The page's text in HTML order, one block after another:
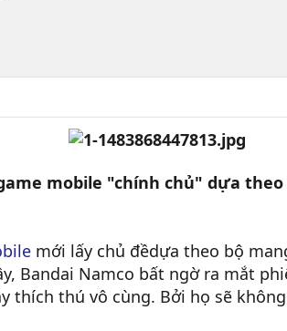
mobile "chính chủ" dựa
mới lấy chủ đềdựa theo bộ
Bandai Namco bất ngờ ra mắt
thích thú vô cùng. Bởi họ sẽ